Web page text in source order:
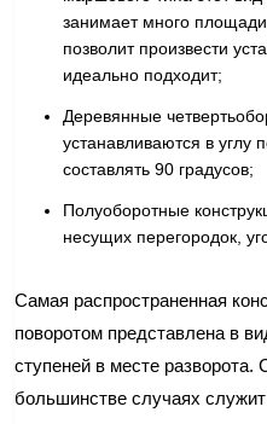
занимает много
позволит произвести
идеально подходит;
Деревянные
устанавливаются в углу
составлять 90 градусов;
Полуоборотные
несущих перегородок,
Самая распространенная
поворотом представлена в
ступеней в месте разворота.
большинстве случаях служит